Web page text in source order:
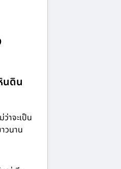
นดิน
าจะเป็น
วนาน